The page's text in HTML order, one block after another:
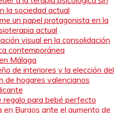
la sociedad actual
un papel protagonista en la
actual
visual en la consolidación
contemporánea
Málaga
de interiores y la elección del
de hogares valencianos
regalo para bebé perfecto
en Burgos ante el aumento de